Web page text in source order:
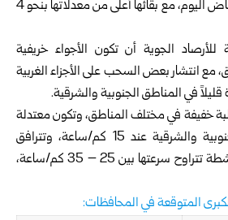
تميل درجات الحرارة للانخفاض اليوم، مع بقائها أعلى من معدلاتها بنحو 4
للأرصاد الجوية أن تكون الأجواء خريفية
مع انتشار بعض السحب على الأجزاء الغربية
في المناطق الجنوبية والشرقية.
خفيفة في مختلف المناطق، وتكون معتدلة
السرعة في المناطق الجنوبية والشرقية عند 15 كم/ساعة، وتترافق
بهبات نشطة نسبياً إلى نشطة تتراوح سرعتها بين 25 – 35 كم/ساعة،
المتوقعة في المحافظات: